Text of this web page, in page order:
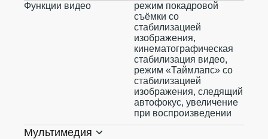
Функции видео
режим покадровой
съёмки со
стабилизацией
изображения,
кинематографическая
стабилизация видео,
режим «Таймлапс» со
стабилизацией
изображения, следящий
автофокус, увеличение
при воспроизведении
Мультимедия